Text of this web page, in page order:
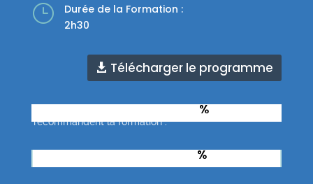
}
Durée de la Formation :
2h30
Télécharger le programme
recommandent la formation :
%
%